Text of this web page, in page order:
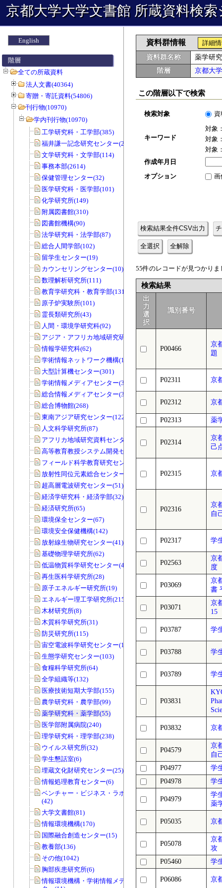
京都大学大学文書館 所蔵資料検
English
階層
全ての所蔵資料
法人文書(40364)
寄贈・寄託資料(54806)
刊行物(10970)
学内刊行物(10970)
工学研究科・工学部(385)
福井謙一記念研究センター(20)
文学研究科・文学部(114)
事務本部(2614)
保健管理センター(32)
医学研究科・医学部(101)
化学研究所(149)
附属図書館(310)
図書館機構(90)
法学研究科・法学部(87)
総合人間学部(102)
留学生センター(19)
カウンセリングセンター(10)
数理解析研究所(111)
教育学研究科・教育学部(131)
原子炉実験所(101)
霊長類研究所(43)
人間・環境学研究科(92)
アジア・アフリカ地域研究研究科(33)
情報学研究科(62)
学術情報ネットワーク機構(11)
大型計算機センター(301)
学術情報メディアセンター(39)
総合情報メディアセンター(33)
総合博物館(268)
東南アジア研究センター(122)
人文科学研究所(87)
アフリカ地域研究資料センター(79)
高等教育教授システム開発センター(32)
フィールド科学教育研究センター(169)
放射性同位元素総合センター(83)
超高層電波研究センター(51)
経済学研究科・経済学部(32)
経済研究所(65)
環境保全センター(67)
環境安全保健機構(142)
放射線生物研究センター(41)
基礎物理学研究所(62)
低温物質科学研究センター(45)
再生医科学研究所(28)
原子エネルギー研究所(19)
エネルギー理工学研究所(215)
木材研究所(8)
木質科学研究所(31)
防災研究所(115)
宙空電波科学研究センター(11)
生態学研究センター(103)
食糧科学研究所(64)
全学組織等(132)
医療技術短期大学部(155)
農学研究科・農学部(99)
薬学研究科・薬学部(55)
医学部附属病院(240)
理学研究科・理学部(238)
ウイルス研究所(32)
学生懇話室(6)
埋蔵文化財研究センター(25)
情報処理教育センター(6)
ベンチャー・ビジネス・ラボラトリー
(42)
大学文書館(81)
情報環境機構(170)
国際融合創造センター(15)
教養部(136)
その他(1042)
胸部疾患研究所(6)
情報環境機構・学術情報メディアセン
資料群情報
詳細
資料群名称
薬学研
階層
京都大
この階層以下で検索
検索対象 資
キーワード
対象
対象
対象
作成年月日
オプション
画
検索結果全件CSV出力
全選択 全解除
55件のレコードが見つかり
検索結果
出
力
選
択
識別番号
P00466
京
題
P02311 京
P02312 京
P02313 薬
P02314
京
己
P02315 京
P02316
京
自
P02317 学
P02563
京
度
P03069
京
書
P03071
京
15
P03787 学
P03788 学
P03789 学
P03831
P03832 京
P04579
京
自
P04977
学
P04978
学
P04979
学
薬
P05035 京
P05078
京
攻
P05460
学
P06086 京